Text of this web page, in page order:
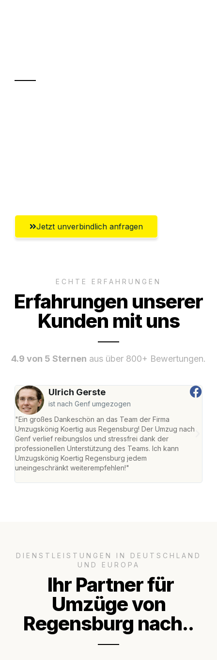
Jetzt unverbindlich anfragen
ECHTE ERFAHRUNGEN
Erfahrungen unserer
Kunden mit uns
4.9 von 5 Sternen aus über 800+ Bewertungen.
Ulrich Gerste
ist nach Genf umgezogen
"Ein großes Dankeschön an das Team der Firma
Umzugskönig Koertig aus Regensburg! Der Umzug nach
Genf verlief reibungslos und stressfrei dank der
professionellen Unterstützung des Teams. Ich kann
Umzugskönig Koertig Regensburg jedem
uneingeschränkt weiterempfehlen!"
DIENSTLEISTUNGEN IN DEUTSCHLAND
UND EUROPA
Ihr Partner für
Umzüge von
Regensburg nach..